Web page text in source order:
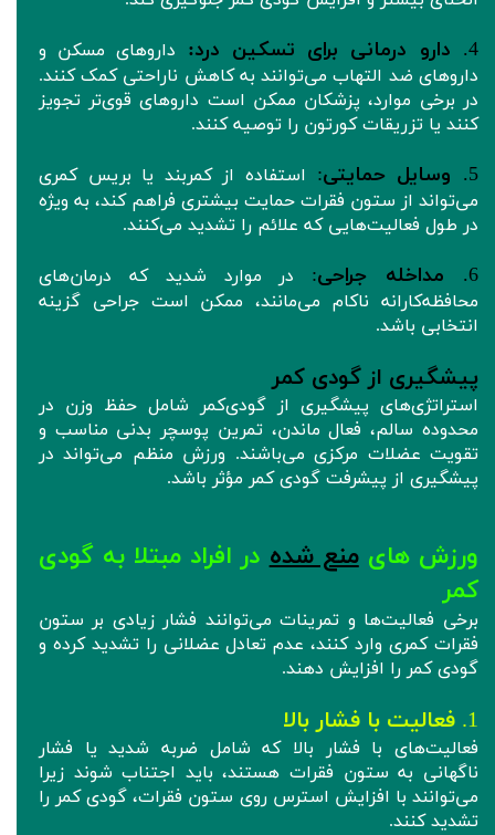
4. دارو درمانی برای تسکین درد: داروهای مسکن و
داروهای ضد التهاب می‌توانند به کاهش ناراحتی کمک کنند.
در برخی موارد، پزشکان ممکن است داروهای قوی‌تر تجویز
کنند یا تزریقات کورتون را توصیه کنند.
5. وسایل حمایتی: استفاده از کمربند یا بریس کمری
می‌تواند از ستون فقرات حمایت بیشتری فراهم کند، به ویژه
در طول فعالیت‌هایی که علائم را تشدید می‌کنند.
6. مداخله جراحی: در موارد شدید که درمان‌های
محافظه‌کارانه ناکام می‌مانند، ممکن است جراحی گزینه
انتخابی باشد.
پیشگیری از گودی کمر
استراتژی‌های پیشگیری از گودی‌کمر شامل حفظ وزن در
محدوده سالم، فعال ماندن، تمرین پوسچر بدنی مناسب و
تقویت عضلات مرکزی می‌باشند. ورزش منظم می‌تواند در
پیشگیری از پیشرفت گودی کمر مؤثر باشد.
ورزش هایمنع شدهدر افراد مبتلا به گودی
کمر
برخی فعالیت‌ها و تمرینات می‌توانند فشار زیادی بر ستون
فقرات کمری وارد کنند، عدم تعادل عضلانی را تشدید کرده و
گودی کمر را افزایش دهند.
1. فعالیت‌ با فشار بالا
فعالیت‌های با فشار بالا که شامل ضربه شدید یا فشار
ناگهانی به ستون فقرات هستند، باید اجتناب شوند زیرا
می‌توانند با افزایش استرس روی ستون فقرات، گودی کمر را
تشدید کنند.